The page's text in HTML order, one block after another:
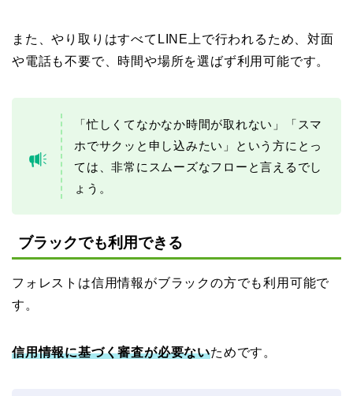
また、やり取りはすべてLINE上で行われるため、対面
や電話も不要で、時間や場所を選ばず利用可能です。
「忙しくてなかなか時間が取れない」「スマ
ホでサクッと申し込みたい」という方にとっ
ては、非常にスムーズなフローと言えるでし
ょう。
ブラックでも利用できる
フォレストは信用情報がブラックの方でも利用可能で
す。
信用情報に基づく審査が必要ないためです。